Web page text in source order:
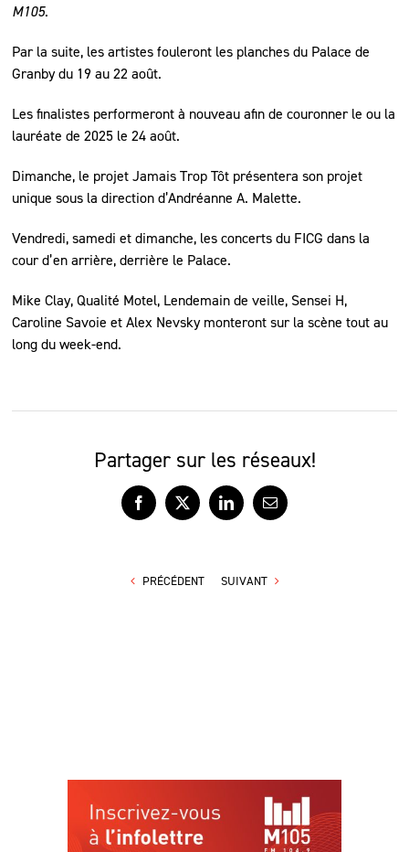
M105.
Par la suite, les artistes fouleront les planches du Palace de
Granby du 19 au 22 août.
Les finalistes performeront à nouveau afin de couronner le ou la
lauréate de 2025 le 24 août.
Dimanche, le projet Jamais Trop Tôt présentera son projet
unique sous la direction d’Andréanne A. Malette.
Vendredi, samedi et dimanche, les concerts du FICG dans la
cour d’en arrière, derrière le Palace.
Mike Clay, Qualité Motel, Lendemain de veille, Sensei H,
Caroline Savoie et Alex Nevsky monteront sur la scène tout au
long du week-end.
Partager sur les réseaux!
Facebook
X LinkedInCourriel
PRÉCÉDENT SUIVANT